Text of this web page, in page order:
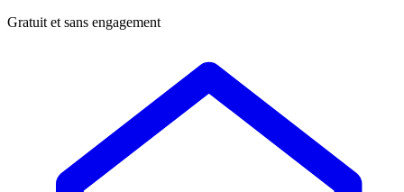
Gratuit et sans engagement